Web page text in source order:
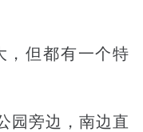
，但都有一个特
园旁边，南边直